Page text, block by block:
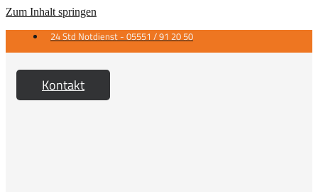
Zum Inhalt springen
24 Std Notdienst - 05551 / 91 20 50
Kontakt